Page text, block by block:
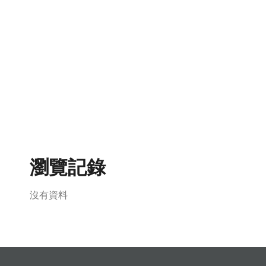
瀏覽記錄
沒有資料